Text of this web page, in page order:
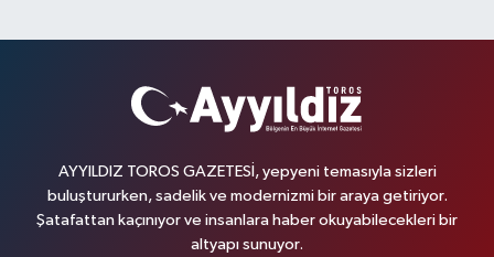
AYYILDIZ TOROS GAZETESİ, yepyeni temasıyla sizleri
buluştururken, sadelik ve modernizmi bir araya getiriyor.
Şatafattan kaçınıyor ve insanlara haber okuyabilecekleri bir
altyapı sunuyor.